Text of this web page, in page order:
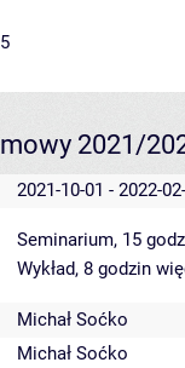
2021/
2021-10-01 - 2022-
Seminarium, 15
Wykład, 8 godzin
Michał Soćko
Michał Soćko